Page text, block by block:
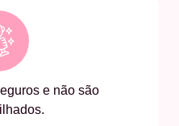
e não são